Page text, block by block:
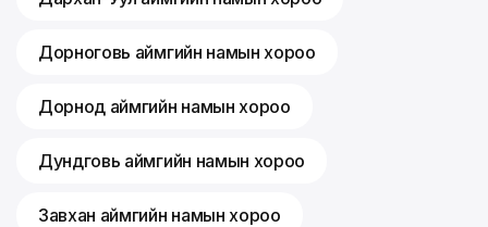
Дорноговь аймгийн намын хороо
Дорнод аймгийн намын хороо
Дундговь аймгийн намын хороо
Завхан аймгийн намын хороо